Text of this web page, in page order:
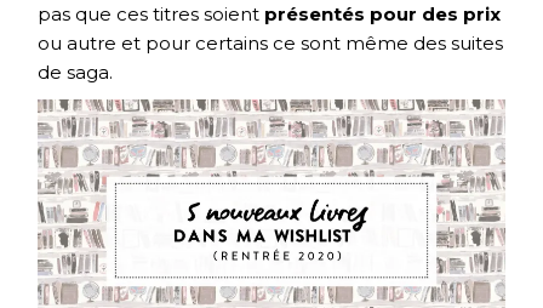
pas que ces titres soient présentés pour des prix
ou autre et pour certains ce sont même des suites
de saga.